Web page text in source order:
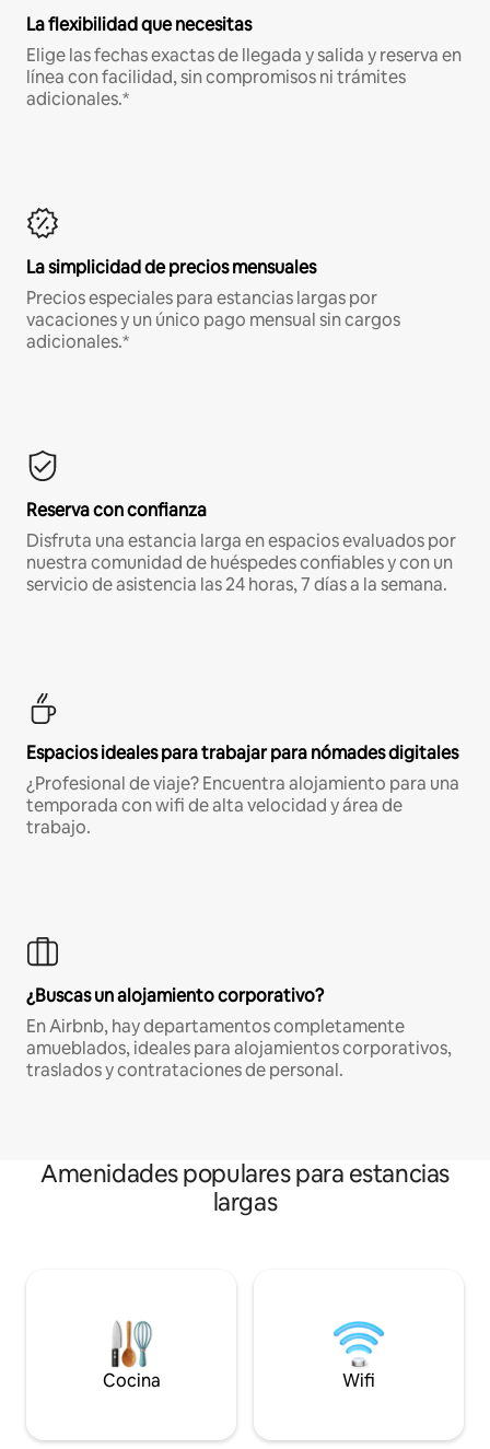
La flexibilidad que necesitas
Elige las fechas exactas de llegada y salida y reserva en
línea con facilidad, sin compromisos ni trámites
adicionales.*
La simplicidad de precios mensuales
Precios especiales para estancias largas por
vacaciones y un único pago mensual sin cargos
adicionales.*
Reserva con confianza
Disfruta una estancia larga en espacios evaluados por
nuestra comunidad de huéspedes confiables y con un
servicio de asistencia las 24 horas, 7 días a la semana.
Espacios ideales para trabajar para nómades digitales
¿Profesional de viaje? Encuentra alojamiento para una
temporada con wifi de alta velocidad y área de
trabajo.
¿Buscas un alojamiento corporativo?
En Airbnb, hay departamentos completamente
amueblados, ideales para alojamientos corporativos,
traslados y contrataciones de personal.
Amenidades populares para estancias
largas
Cocina Wifi